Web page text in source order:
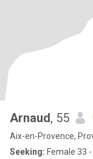
Arnaud, 55
Aix-en-Provence,
Seeking: Female 33